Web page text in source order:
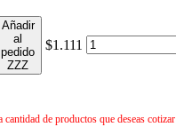
Añadir
al
pedido
ZZZ
$1.111
de productos que deseas cotizar